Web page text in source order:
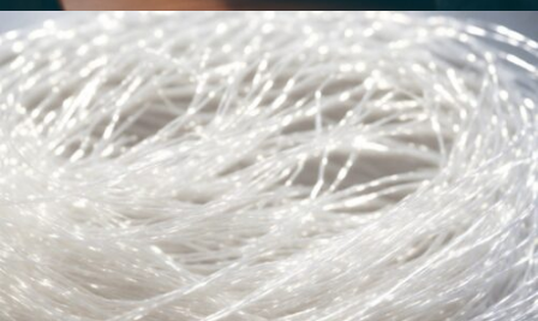
7BULLS
Rozwijanie innowacje napędzane
finansowaniem i partnerstwami
ICT I ROBOTYKA DOWIEDZ SIĘ WIĘCEJ